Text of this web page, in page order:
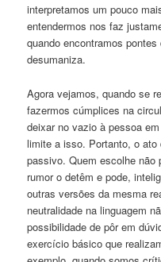
interpretamos um pouco
entendermos nos faz
quando encontramos
desumaniza.
Agora vejamos, quando se
fazermos cúmplices na
deixar no vazio à pessoa
limite a isso. Portanto, o ato
passivo. Quem escolhe não
rumor o detêm e pode,
outras versões da mesma
neutralidade na linguagem
possibilidade de pôr em
exercício básico que